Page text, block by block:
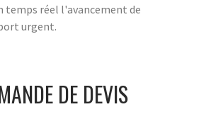
temps réel l'avancement de
urgent.
DE DEVIS